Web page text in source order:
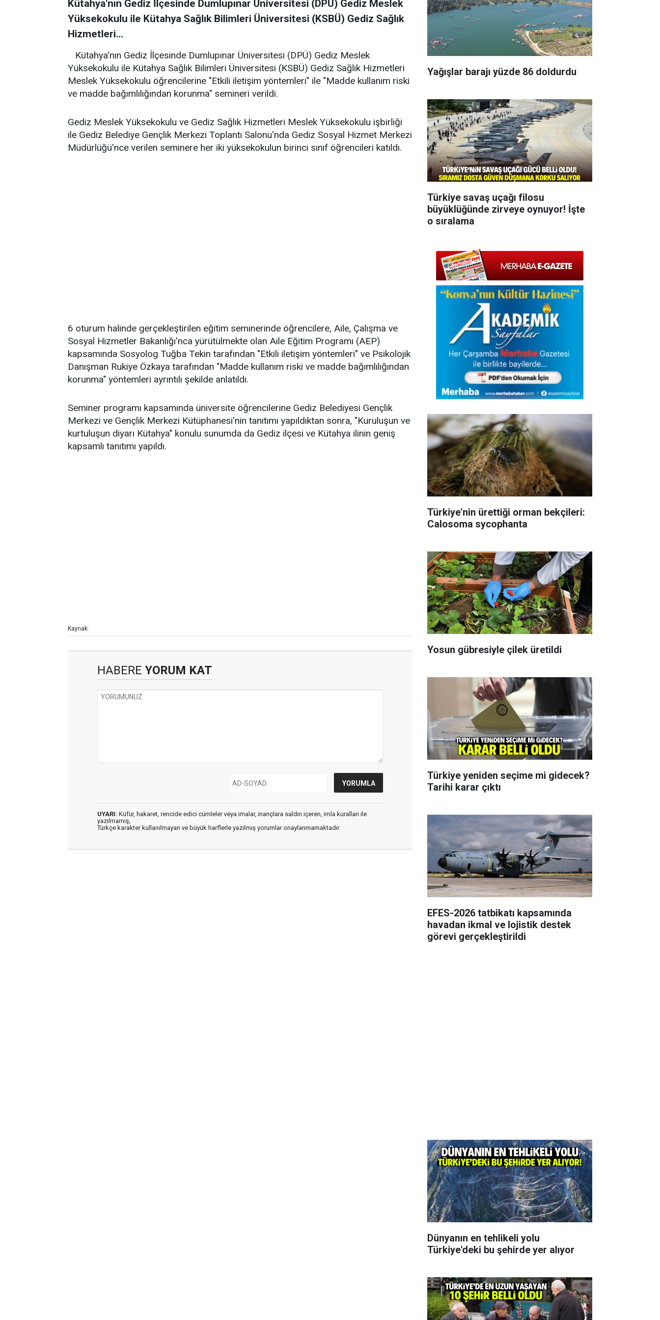
Kütahya'nın Gediz İlçesinde Dumlupınar Üniversitesi (DPÜ) Gediz Meslek
Yüksekokulu ile Kütahya Sağlık Bilimleri Üniversitesi (KSBÜ) Gediz Sağlık
Hizmetleri...
Kütahya'nın Gediz İlçesinde Dumlupınar Üniversitesi (DPÜ) Gediz Meslek
Yüksekokulu ile Kütahya Sağlık Bilimleri Üniversitesi (KSBÜ) Gediz Sağlık Hizmetleri
Meslek Yüksekokulu öğrencilerine "Etkili iletişim yöntemleri" ile "Madde kullanım riski
ve madde bağımlılığından korunma" semineri verildi.
Gediz Meslek Yüksekokulu ve Gediz Sağlık Hizmetleri Meslek Yüksekokulu işbirliği
ile Gediz Belediye Gençlik Merkezi Toplantı Salonu'nda Gediz Sosyal Hizmet Merkezi
Müdürlüğü'nce verilen seminere her iki yüksekokulun birinci sınıf öğrencileri katıldı.
6 oturum halinde gerçekleştirilen eğitim seminerinde öğrencilere, Aile, Çalışma ve
Sosyal Hizmetler Bakanlığı'nca yürütülmekte olan Aile Eğitim Programı (AEP)
kapsamında Sosyolog Tuğba Tekin tarafından "Etkili iletişim yöntemleri" ve Psikolojik
Danışman Rukiye Özkaya tarafından "Madde kullanım riski ve madde bağımlılığından
korunma" yöntemleri ayrıntılı şekilde anlatıldı.
Seminer programı kapsamında üniversite öğrencilerine Gediz Belediyesi Gençlik
Merkezi ve Gençlik Merkezi Kütüphanesi'nin tanıtımı yapıldıktan sonra, "Kuruluşun ve
kurtuluşun diyarı Kütahya" konulu sunumda da Gediz ilçesi ve Kütahya ilinin geniş
kapsamlı tanıtımı yapıldı.
Kaynak:
HABERE YORUM KAT
UYARI: Küfür, hakaret, rencide edici cümleler veya imalar, inançlara saldırı içeren, imla kuralları ile
yazılmamış,
Türkçe karakter kullanılmayan ve büyük harflerle yazılmış yorumlar onaylanmamaktadır.
Yağışlar barajı yüzde 86 doldurdu
Türkiye savaş uçağı filosu
büyüklüğünde zirveye oynuyor! İşte
o sıralama
Türkiye'nin ürettiği orman bekçileri:
Calosoma sycophanta
Yosun gübresiyle çilek üretildi
Türkiye yeniden seçime mi gidecek?
Tarihi karar çıktı
EFES-2026 tatbikatı kapsamında
havadan ikmal ve lojistik destek
görevi gerçekleştirildi
Dünyanın en tehlikeli yolu
Türkiye'deki bu şehirde yer alıyor